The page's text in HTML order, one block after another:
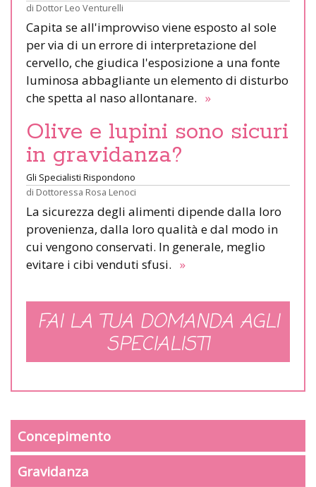
di Dottor Leo Venturelli
Capita se all'improvviso viene esposto al sole
per via di un errore di interpretazione del
cervello, che giudica l'esposizione a una fonte
luminosa abbagliante un elemento di disturbo
che spetta al naso allontanare. »
Olive e lupini sono sicuri
in gravidanza?
Gli Specialisti Rispondono
di Dottoressa Rosa Lenoci
La sicurezza degli alimenti dipende dalla loro
provenienza, dalla loro qualità e dal modo in
cui vengono conservati. In generale, meglio
evitare i cibi venduti sfusi. »
FAI LA TUA DOMANDA AGLI
SPECIALISTI
Concepimento
Gravidanza